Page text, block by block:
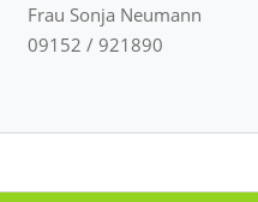
Frau Sonja Neumann
09152 / 921890